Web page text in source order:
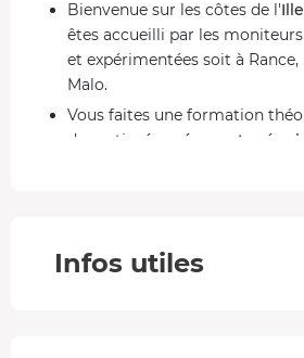
Bienvenue sur les côtes de l'
êtes accueilli par les
et expérimentées soit à
Malo.
Vous faites une formation
de partir
récupérer votre
pendant une dizaine de
Infos utiles